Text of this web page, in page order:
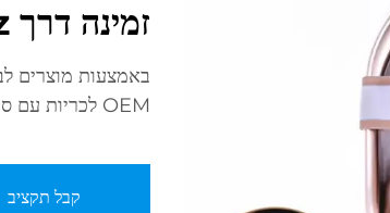
זמינה דרך Jamooz
OEM לכריות עם סימון מסחרי שמשוות בנוחות tijdן וטכנולוגיהודרנית.
קבל תקציב